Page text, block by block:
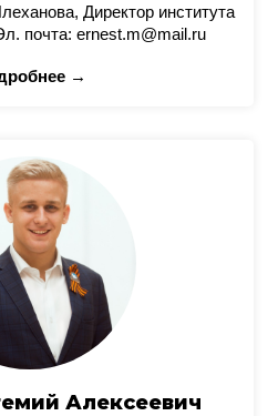
Директор института
почта: ernest.m@mail.ru
→
Алексеевич